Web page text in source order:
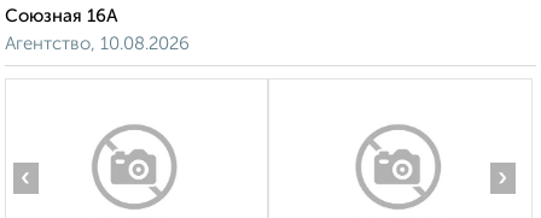
Союзная 16А
Агентство, 10.08.2026
‹ ›